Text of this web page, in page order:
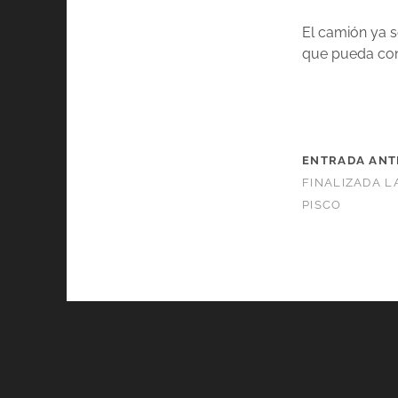
El camión ya
que pueda
ENTRADA
FINALIZADA
PISCO